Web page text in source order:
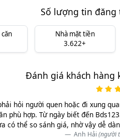
Số lượng tin đăng
Nhà mặt tiền
3.622+
Đánh giá khách hàng
hỏi người quen hoặc đi xung
phù hợp. Từ ngày biết đến
có thể so sánh giá, nhờ vậy dễ
Anh Hải (người